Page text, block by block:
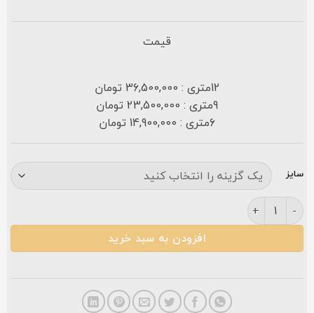
قیمت
12متری : 36,500,000 تومان
9متری : 23,500,000 تومان
6متری : 14,900,000 تومان
سایز
فرش کارن ۷۰۰ شانه سرمه ای عدد
افزودن به سبد خرید